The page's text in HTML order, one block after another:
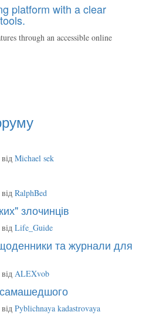
platform with a clear
through an accessible online
Michael sek
RalphBed
злочинців
Life_Guide
та журнали для
ALEXvob
самашедшого
Pyblichnaya kadastrovaya